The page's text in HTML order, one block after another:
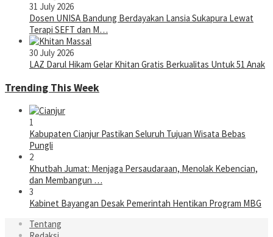
31 July 2026
Dosen UNISA Bandung Berdayakan Lansia Sukapura Lewat
Terapi SEFT dan M…
30 July 2026
LAZ Darul Hikam Gelar Khitan Gratis Berkualitas Untuk 51 Anak
Trending This Week
1
Kabupaten Cianjur Pastikan Seluruh Tujuan Wisata Bebas
Pungli
2
Khutbah Jumat: Menjaga Persaudaraan, Menolak Kebencian,
dan Membangun …
3
Kabinet Bayangan Desak Pemerintah Hentikan Program MBG
Tentang